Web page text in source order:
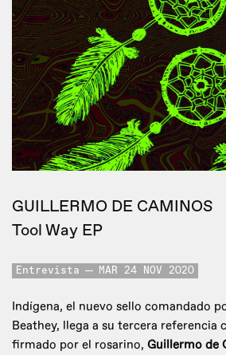
GUILLERMO DE CAMINOS
Tool Way EP
Entrevista MAR 24 NOV 2020
Indígena, el nuevo sello comandado
Beathey, llega a su tercera referencia
firmado por el rosarino, Guillermo de